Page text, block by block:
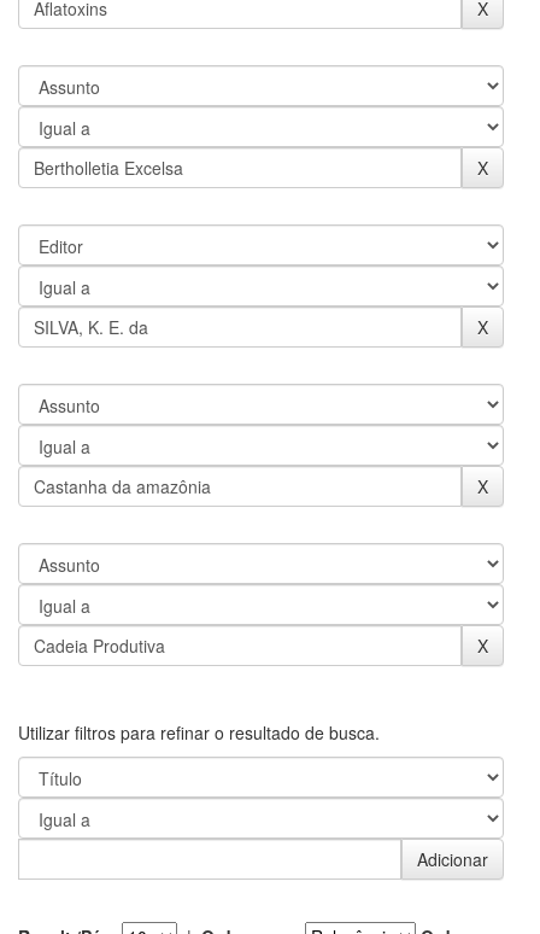
Utilizar filtros para refinar o resultado de busca.